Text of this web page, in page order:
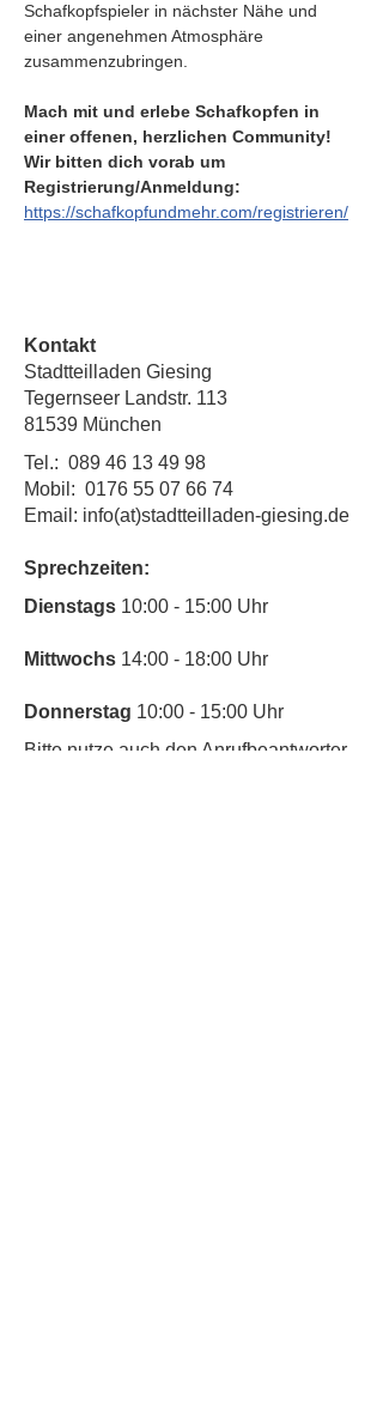
Schafkopfspieler in nächster Nähe und
einer angenehmen Atmosphäre
zusammenzubringen.
Mach mit und erlebe Schafkopfen in
einer offenen, herzlichen Community!
Wir bitten dich vorab um
Registrierung/Anmeldung:
https://schafkopfundmehr.com/registrieren/
Kontakt
Stadtteilladen Giesing
Tegernseer Landstr. 113
81539 München
Tel.: 089 46 13 49 98
Mobil: 0176 55 07 66 74
Email: info(at)stadtteilladen-giesing.de
Sprechzeiten:
​Dienstags 10:00 - 15:00 Uhr
Mittwochs 14:00 - 18:00 Uhr
Donnerstag 10:00 - 15:00 Uhr
​Bitte nutze auch den Anrufbeantworter,